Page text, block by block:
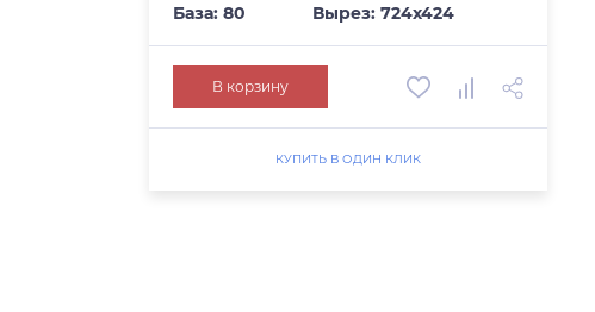
База: 80 Вырез: 724х424
В корзину
КУПИТЬ В ОДИН КЛИК